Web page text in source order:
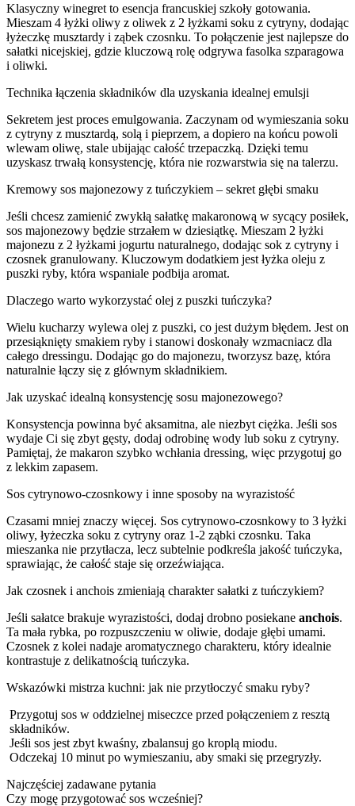
Klasyczny winegret to esencja francuskiej szkoły gotowania.
Mieszam 4 łyżki oliwy z oliwek z 2 łyżkami soku z cytryny, dodając
łyżeczkę musztardy i ząbek czosnku. To połączenie jest najlepsze do
sałatki nicejskiej, gdzie kluczową rolę odgrywa fasolka szparagowa
i oliwki.
Technika łączenia składników dla uzyskania idealnej emulsji
Sekretem jest proces emulgowania. Zaczynam od wymieszania soku
z cytryny z musztardą, solą i pieprzem, a dopiero na końcu powoli
wlewam oliwę, stale ubijając całość trzepaczką. Dzięki temu
uzyskasz trwałą konsystencję, która nie rozwarstwia się na talerzu.
Kremowy sos majonezowy z tuńczykiem – sekret głębi smaku
Jeśli chcesz zamienić zwykłą sałatkę makaronową w sycący posiłek,
sos majonezowy będzie strzałem w dziesiątkę. Mieszam 2 łyżki
majonezu z 2 łyżkami jogurtu naturalnego, dodając sok z cytryny i
czosnek granulowany. Kluczowym dodatkiem jest łyżka oleju z
puszki ryby, która wspaniale podbija aromat.
Dlaczego warto wykorzystać olej z puszki tuńczyka?
Wielu kucharzy wylewa olej z puszki, co jest dużym błędem. Jest on
przesiąknięty smakiem ryby i stanowi doskonały wzmacniacz dla
całego dressingu. Dodając go do majonezu, tworzysz bazę, która
naturalnie łączy się z głównym składnikiem.
Jak uzyskać idealną konsystencję sosu majonezowego?
Konsystencja powinna być aksamitna, ale niezbyt ciężka. Jeśli sos
wydaje Ci się zbyt gęsty, dodaj odrobinę wody lub soku z cytryny.
Pamiętaj, że makaron szybko wchłania dressing, więc przygotuj go
z lekkim zapasem.
Sos cytrynowo-czosnkowy i inne sposoby na wyrazistość
Czasami mniej znaczy więcej. Sos cytrynowo-czosnkowy to 3 łyżki
oliwy, łyżeczka soku z cytryny oraz 1-2 ząbki czosnku. Taka
mieszanka nie przytłacza, lecz subtelnie podkreśla jakość tuńczyka,
sprawiając, że całość staje się orzeźwiająca.
Jak czosnek i anchois zmieniają charakter sałatki z tuńczykiem?
Jeśli sałatce brakuje wyrazistości, dodaj drobno posiekane anchois.
Ta mała rybka, po rozpuszczeniu w oliwie, dodaje głębi umami.
Czosnek z kolei nadaje aromatycznego charakteru, który idealnie
kontrastuje z delikatnością tuńczyka.
Wskazówki mistrza kuchni: jak nie przytłoczyć smaku ryby?
Przygotuj sos w oddzielnej miseczce przed połączeniem z resztą
składników.
Jeśli sos jest zbyt kwaśny, zbalansuj go kroplą miodu.
Odczekaj 10 minut po wymieszaniu, aby smaki się przegryzły.
Najczęściej zadawane pytania
Czy mogę przygotować sos wcześniej?